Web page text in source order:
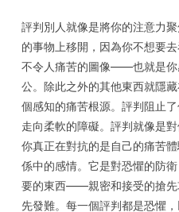
評判別人就像是將你的注意力
的事物上移開，因為你不想要
不令人痛苦的圖像——也就是你
公。除此之外的其他東西就隱
個感知的痛苦根源。評判阻止
走向柔軟的障礙。評判就像是
你真正在對抗的是自己的痛苦
係中的感情。它是對恐懼的防
要的東西——親密和接受的搶先
先發難。每一個評判都是恐懼